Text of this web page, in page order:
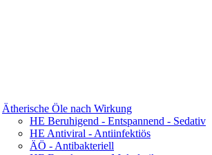
Ätherische Öle nach Wirkung
HE Beruhigend - Entspannend - Sedativ
HE Antiviral - Antiinfektiös
ÄÖ - Antibakteriell